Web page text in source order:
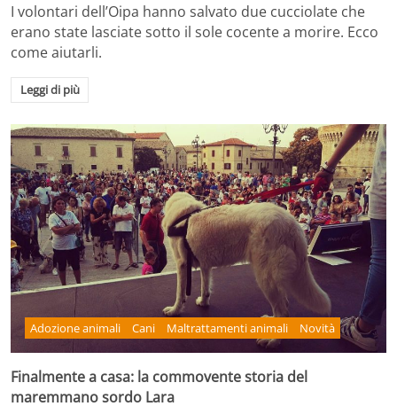
I volontari dell’Oipa hanno salvato due cucciolate che
erano state lasciate sotto il sole cocente a morire. Ecco
come aiutarli.
Leggi di più
Adozione animali Cani Maltrattamenti animali Novità
Finalmente a casa: la commovente storia del
maremmano sordo Lara